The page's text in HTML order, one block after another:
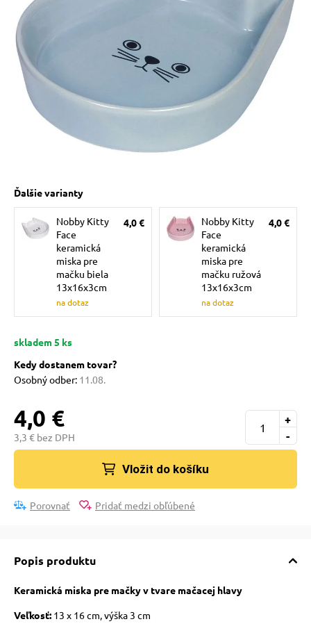
psov
a ohlávky
psov
so psom
vitamíny
Ďalšie varianty
Nobby Kitty
Face
keramická
miska pre
mačku biela
13x16x3cm
na dotaz
4,0 €
Nobby Kitty
Face
keramická
miska pre
mačku ružová
13x16x3cm
na dotaz
4,0 €
skladem 5 ks
Kedy dostanem tovar?
Osobný odber: 11.08.
4,0 €
3,3 € bez DPH -
+
Vložit do košíku
Porovnať Pridať medzi obľúbené
Popis produktu
Keramická miska pre mačky v tvare mačacej hlavy
Veľkosť:13 x 16 cm, výška 3 cm